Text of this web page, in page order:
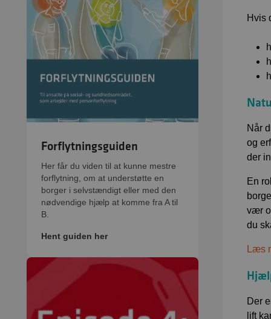
Forflytningsguiden
Her får du viden til at kunne mestre
forflytning, om at understøtte en
borger i selvstændigt eller med den
nødvendige hjælp at komme fra A til
B.
Hent guiden her
Hvis
Når
og
der
En
vær
du
Læs
Der
lift